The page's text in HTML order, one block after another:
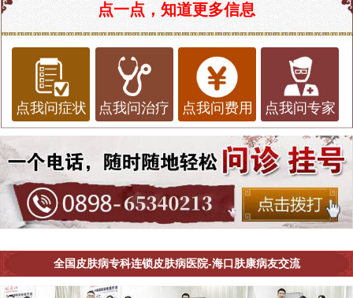
点一点，知道更多信息
点我问症状 点我问治疗 点我问费用 点我问专家
全国皮肤病专科连锁皮肤病医院-海口肤康病友交流